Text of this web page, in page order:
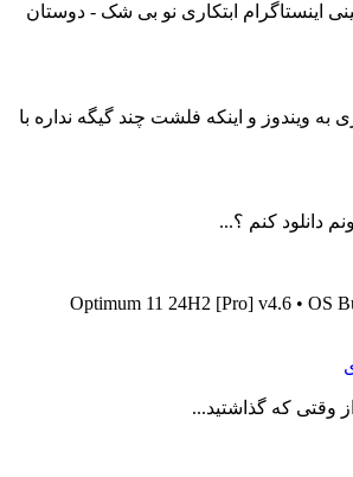
اینستاگرام ابتکاری نو بی شک - دوستان
به ویندوز و اینکه فلشت چند گیگه نداره با
دانلود کنم ؟...
Optimum 11 24H2 [Pro] v4.6 • OS
وقتی که گذاشتید...